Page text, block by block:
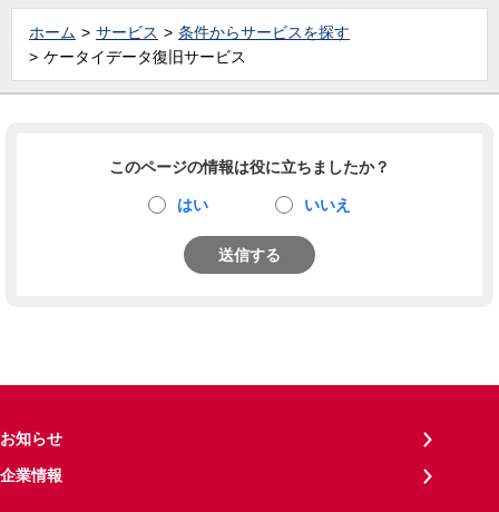
ホーム サービス
条件からサービスを探す
ケータイデータ復旧サービス
このページの情報は役に立ちましたか？
はい いいえ
送信する
お知らせ
企業情報